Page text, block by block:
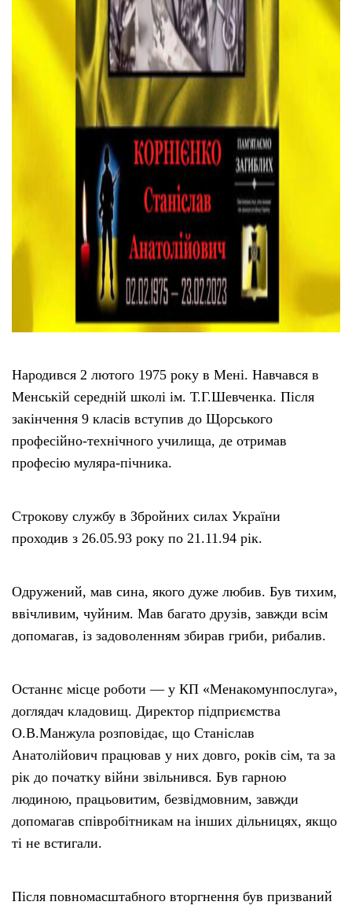
Народився 2 лютого 1975 року в Мені. Навчався в
Менській середній школі ім. Т.Г.Шевченка. Після
закінчення 9 класів вступив до Щорського
професійно-технічного училища, де отримав
професію муляра-пічника.
Строкову службу в Збройних силах України
проходив з 26.05.93 року по 21.11.94 рік.
Одружений, мав сина, якого дуже любив. Був тихим,
ввічливим, чуйним. Мав багато друзів, завжди всім
допомагав, із задоволенням збирав гриби, рибалив.
Останнє місце роботи — у КП «Менакомунпослуга»,
доглядач кладовищ. Директор підприємства
О.В.Манжула розповідає, що Станіслав
Анатолійович працював у них довго, років сім, та за
рік до початку війни звільнився. Був гарною
людиною, працьовитим, безвідмовним, завжди
допомагав співробітникам на інших дільницях, якщо
ті не встигали.
Після повномасштабного вторгнення був призваний